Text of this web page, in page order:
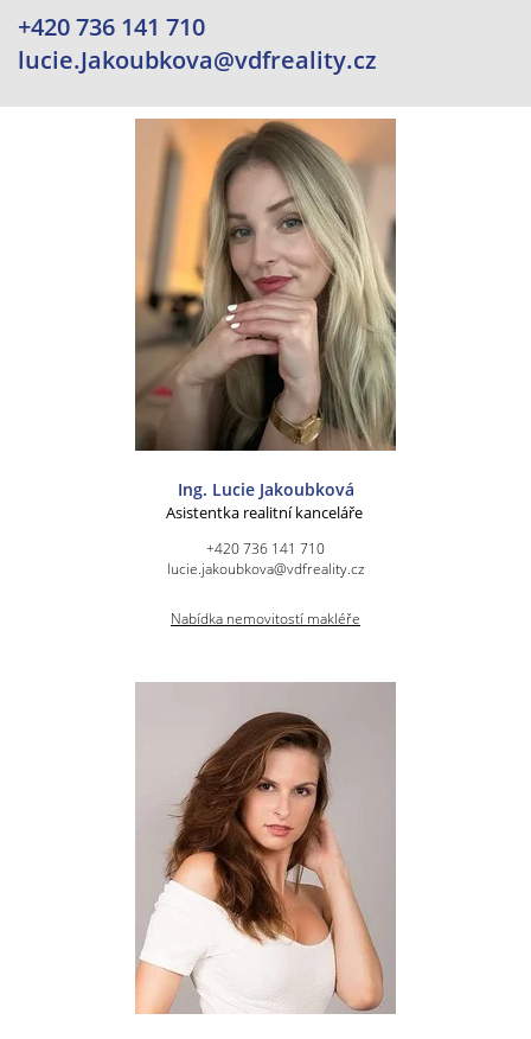
+420 736 141 710
lucie.Jakoubkova@vdfreality.cz
Ing. Lucie Jakoubková
Asistentka realitní kanceláře
+420 736 141 710
lucie.jakoubkova@vdfreality.cz
Nabídka nemovitostí makléře